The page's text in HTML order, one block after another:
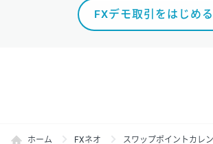
FXデモ取引をはじめる
ホーム FXネオ スワップポイントカレ